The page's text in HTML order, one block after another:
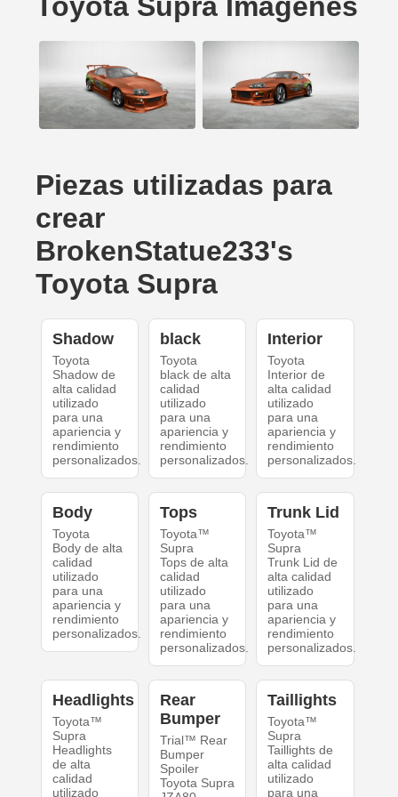
Piezas utilizadas para
crear
BrokenStatue233's
Toyota Supra
Shadow
Toyota
Shadow de
alta calidad
utilizado
para una
apariencia y
rendimiento
personalizados.
black
Toyota
black de alta
calidad
utilizado
para una
apariencia y
rendimiento
personalizados.
Interior
Toyota
Interior de
alta calidad
utilizado
para una
apariencia y
rendimiento
personalizados.
Body
Toyota
Body de alta
calidad
utilizado
para una
apariencia y
rendimiento
personalizados.
Tops
Toyota™
Supra
Tops de alta
calidad
utilizado
para una
apariencia y
rendimiento
personalizados.
Trunk Lid
Toyota™
Supra
Trunk Lid de
alta calidad
utilizado
para una
apariencia y
rendimiento
personalizados.
Headlights
Toyota™
Supra
Headlights
de alta
calidad
utilizado
Rear
Bumper
Trial™ Rear
Bumper
Spoiler
Toyota Supra
Taillights
Toyota™
Supra
Taillights de
alta calidad
utilizado
para una